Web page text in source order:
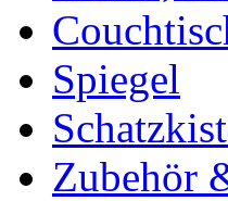
Spiegel
Zubehör